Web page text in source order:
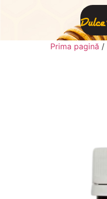
Prima pagină /